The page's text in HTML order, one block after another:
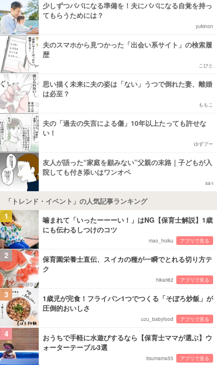
少しずつパパになる準備を！夫にパパになる自覚を持っ
てもらうためには？
yukinon
夫のスマホから見つかった「出会い系サイト」の検索履
歴
こびと
思い描く未来に夫の姿は「ない」うつで倒れた妻、離婚
は必至？
ももこ
夫の「過去の失言による傷」10年以上たっても許せな
い！
ゆずプー
友人が語った“家庭を顧みない”父親の末路｜子どもが入
院しても付き添いはワンオペ
sa-i
「トレンド・イベント」の人気記事ランキング
1
噛まれて「いったーーーい！」はNG【保育士解説】1歳
にも伝わるしつけのコツ
mao_hoiku アプリで見る
2
保育園栄養士直伝、スイカの種が一瞬でとれる切り方テ
ク
hikari82 アプリで見る
3
1歳児が完食！フライパン1つでつくる「そぼろ炒飯」が
圧倒的おいしさ
uzu_babyfood アプリで見る
4
おうちで手軽に水遊びするなら【保育士ママが選ぶ】ウ
ォーターテーブル3選
itsumama55 アプリで見る